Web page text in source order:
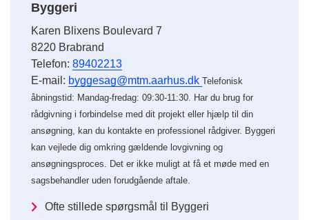
Byggeri
Karen Blixens Boulevard 7
8220 Brabrand
Telefon: 89402213
E-mail: byggesag@mtm.aarhus.dk Telefonisk
åbningstid: Mandag-fredag: 09:30-11:30. Har du brug for
rådgivning i forbindelse med dit projekt eller hjælp til din
ansøgning, kan du kontakte en professionel rådgiver. Byggeri
kan vejlede dig omkring gældende lovgivning og
ansøgningsproces. Det er ikke muligt at få et møde med en
sagsbehandler uden forudgående aftale.
Ofte stillede spørgsmål til Byggeri